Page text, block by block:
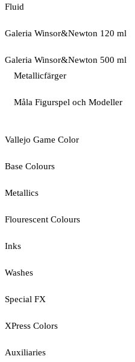
Fluid
Galeria Winsor&Newton 120 ml
Galeria Winsor&Newton 500 ml
Metallicfärger
Måla Figurspel och Modeller
Vallejo Game Color
Base Colours
Metallics
Flourescent Colours
Inks
Washes
Special FX
XPress Colors
Auxiliaries